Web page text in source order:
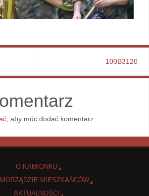
100B3120
, aby móc dodać komentarz.
O KAMIONKU
MIESZKAŃCÓW
AKTUALNOŚCI